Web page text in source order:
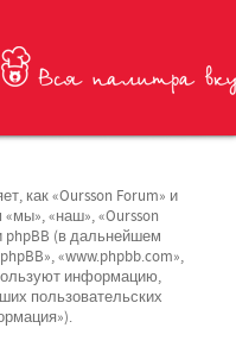
как «Oursson Forum» и
«наш», «Oursson
phpBB (в дальнейшем
«www.phpbb.com»,
информацию,
пользовательских